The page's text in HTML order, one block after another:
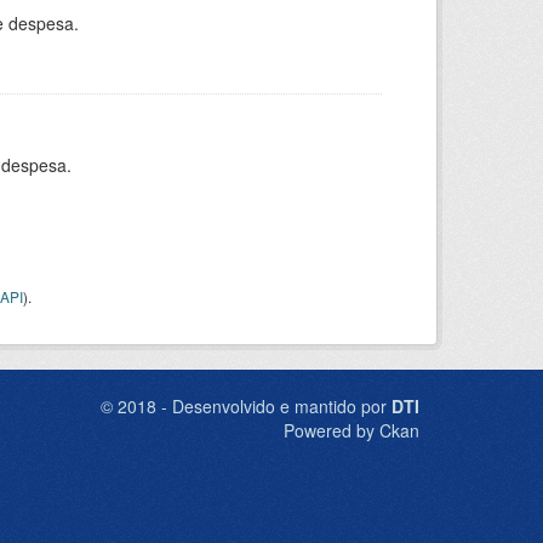
despesa.
).
© 2018 - Desenvolvido e mantido por DTI
Powered by Ckan